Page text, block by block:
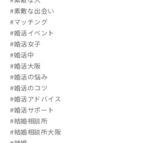
#素敵な出会い
#マッチング
#婚活イベント
#婚活女子
#婚活中
#婚活大阪
#婚活の悩み
#婚活のコツ
#婚活アドバイス
#婚活サポート
#結婚相談所
#結婚相談所大阪